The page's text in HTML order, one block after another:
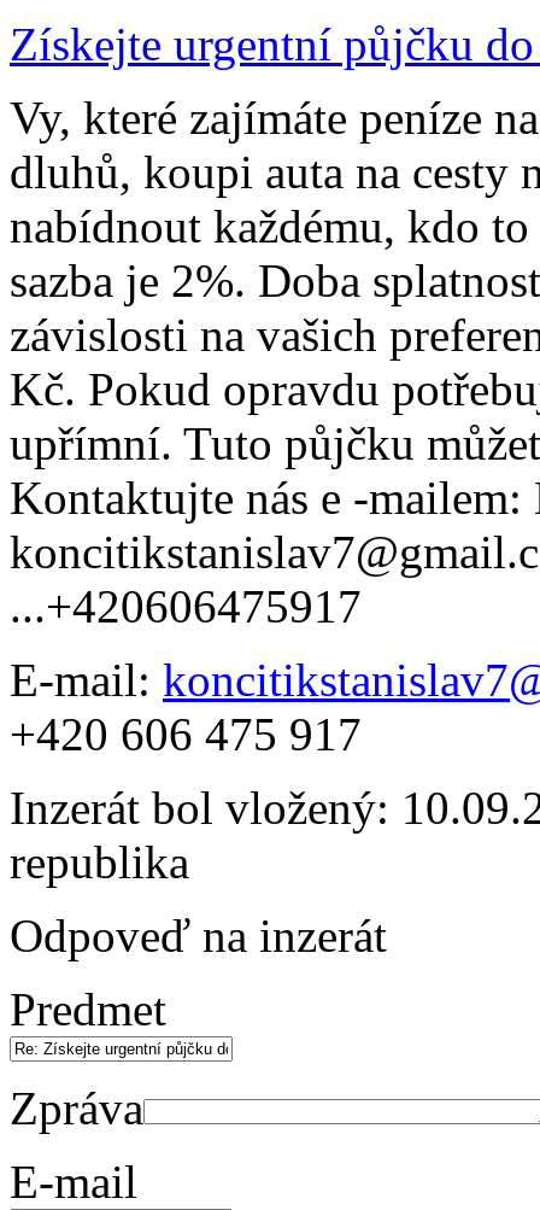
Získejte urgentní půjčku
Vy, které zajímáte peníze
dluhů, koupi auta na cesty
nabídnout každému, kdo
sazba je 2%. Doba
závislosti na vašich
Kč. Pokud opravdu
upřímní. Tuto půjčku
Kontaktujte nás e -
...+420606475917
E-mail:
+420 606 475 917
Inzerát bol vložený:
republika
Odpoveď na inzerát
Predmet
Zpráva
E-mail